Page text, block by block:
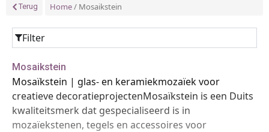
Terug Home/ Mosaikstein
Filter
Mosaikstein
Mosaïkstein | glas- en keramiekmozaïek voor
creatieve decoratieprojectenMosaïkstein is een Duits
kwaliteitsmerk dat gespecialiseerd is in
mozaïekstenen, tegels en accessoires voor